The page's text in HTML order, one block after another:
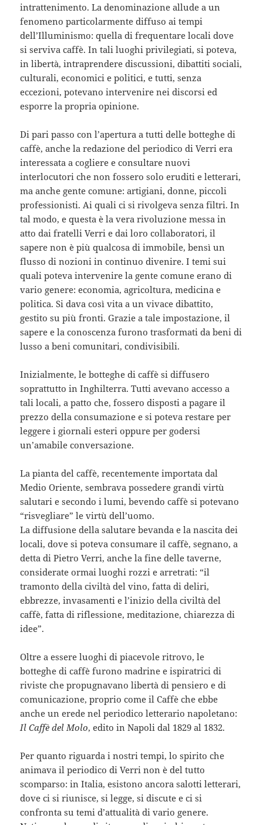
intrattenimento. La denominazione allude a un
fenomeno particolarmente diffuso ai tempi
dell’Illuminismo: quella di frequentare locali dove
si serviva caffè. In tali luoghi privilegiati, si poteva,
in libertà, intraprendere discussioni, dibattiti sociali,
culturali, economici e politici, e tutti, senza
eccezioni, potevano intervenire nei discorsi ed
esporre la propria opinione.
Di pari passo con l’apertura a tutti delle botteghe di
caffè, anche la redazione del periodico di Verri era
interessata a cogliere e consultare nuovi
interlocutori che non fossero solo eruditi e letterari,
ma anche gente comune: artigiani, donne, piccoli
professionisti. Ai quali ci si rivolgeva senza filtri. In
tal modo, e questa è la vera rivoluzione messa in
atto dai fratelli Verri e dai loro collaboratori, il
sapere non è più qualcosa di immobile, bensì un
flusso di nozioni in continuo divenire. I temi sui
quali poteva intervenire la gente comune erano di
vario genere: economia, agricoltura, medicina e
politica. Si dava così vita a un vivace dibattito,
gestito su più fronti. Grazie a tale impostazione, il
sapere e la conoscenza furono trasformati da beni di
lusso a beni comunitari, condivisibili.
Inizialmente, le botteghe di caffè si diffusero
soprattutto in Inghilterra. Tutti avevano accesso a
tali locali, a patto che, fossero disposti a pagare il
prezzo della consumazione e si poteva restare per
leggere i giornali esteri oppure per godersi
un’amabile conversazione.
La pianta del caffè, recentemente importata dal
Medio Oriente, sembrava possedere grandi virtù
salutari e secondo i lumi, bevendo caffè si potevano
“risvegliare” le virtù dell’uomo.
La diffusione della salutare bevanda e la nascita dei
locali, dove si poteva consumare il caffè, segnano, a
detta di Pietro Verri, anche la fine delle taverne,
considerate ormai luoghi rozzi e arretrati: “il
tramonto della civiltà del vino, fatta di deliri,
ebbrezze, invasamenti e l’inizio della civiltà del
caffè, fatta di riflessione, meditazione, chiarezza di
idee”.
Oltre a essere luoghi di piacevole ritrovo, le
botteghe di caffè furono madrine e ispiratrici di
riviste che propugnavano libertà di pensiero e di
comunicazione, proprio come il Caffè che ebbe
anche un erede nel periodico letterario napoletano:
Il Caffè del Molo, edito in Napoli dal 1829 al 1832.
Per quanto riguarda i nostri tempi, lo spirito che
animava il periodico di Verri non è del tutto
scomparso: in Italia, esistono ancora salotti letterari,
dove ci si riunisce, si legge, si discute e ci si
confronta su temi d’attualità di vario genere.